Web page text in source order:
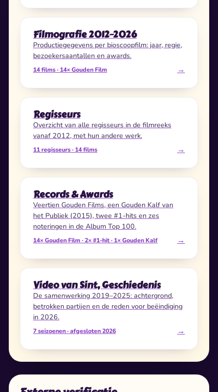
Filmografie 2012–2026
Productiegegevens per bioscoopfilm: jaar, regie,
bezoekersaantallen en awards.
14 films · 14× Gouden Film →
Regisseurs
Overzicht van alle regisseurs in de filmreeks
vanaf 2012, met hun andere werk.
11 regisseurs · 14 films →
Records & Awards
Veertien Gouden Films, een Gouden Kalf van
het Publiek (2015), twee #1-hits en zes
noteringen in de Album Top 100.
14× Gouden Film · 2× #1-hit · 1× Gouden Kalf →
Video van Sint, Geschiedenis
De samenwerking 2019–2025: achtergrond,
betrokken partijen en de reden voor beëindiging
in 2026.
7 seizoenen · afgesloten 2026 →